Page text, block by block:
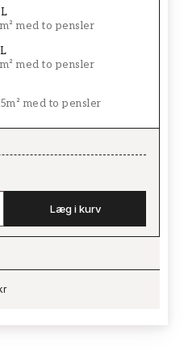
med to pensler
med to pensler
med to pensler
Læg i kurv